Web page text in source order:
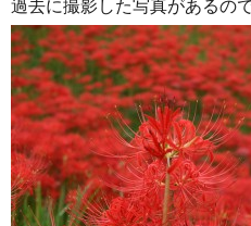
過去に撮影した写真があるの